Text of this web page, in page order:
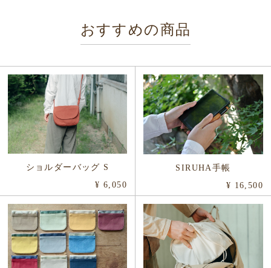
おすすめの商品
ショルダーバッグ S
¥ 6,050
SIRUHA手帳
¥ 16,500